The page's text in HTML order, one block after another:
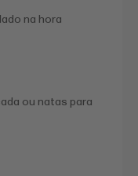
na hora
ou natas para